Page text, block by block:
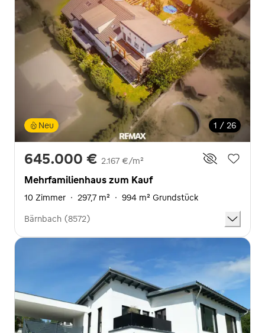
1 / 26
Neu
645.000 € 2.167 €/m²
Mehrfamilienhaus zum Kauf
10 Zimmer · 297,7 m² · 994 m² Grundstück
Bärnbach (8572)